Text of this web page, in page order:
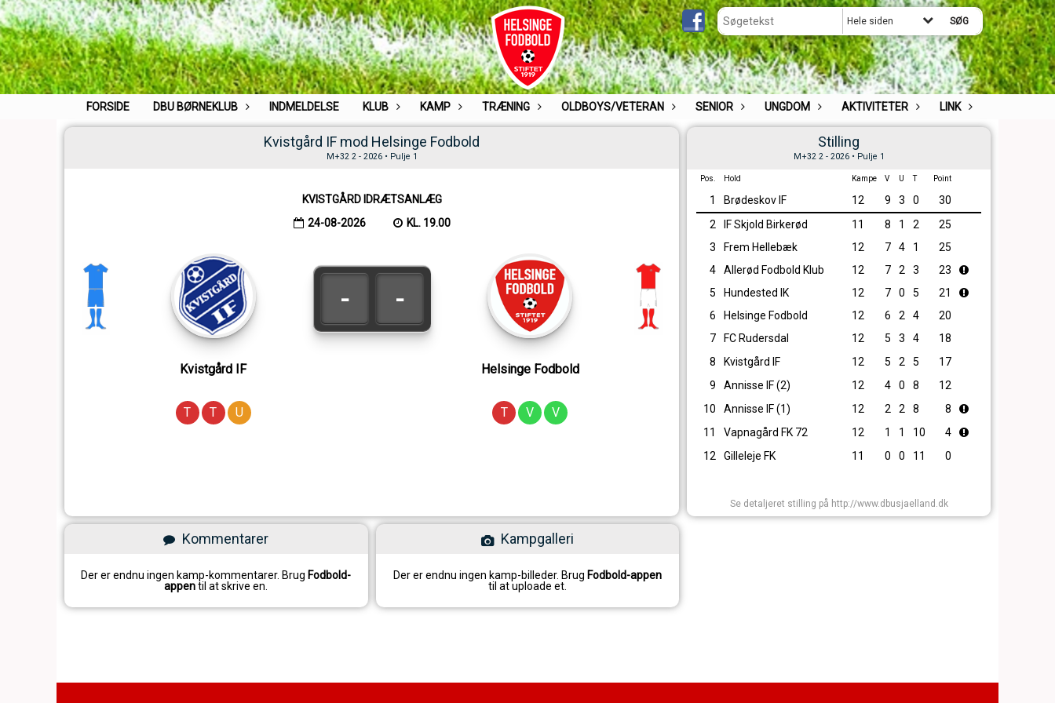
Hele siden
FORSIDE DBU BØRNEKLUB INDMELDELSE KLUB KAMP TRÆNING OLDBOYS/VETERAN SENIOR UNGDOM AKTIVITETER LINK
Kvistgård IF mod Helsinge Fodbold
M+32 2 - 2026 • Pulje 1
KVISTGÅRD IDRÆTSANLÆG
24-08-2026
KL. 19.00
Kvistgård IF
T T U
- -
Helsinge Fodbold
T V V
Stilling
M+32 2 - 2026 • Pulje 1
Pos. Hold Kampe V U T Point
1 Brødeskov IF 12 9 3 0
30
2
IF Skjold Birkerød 11 8 1 2
25
3
Frem Hellebæk 12 7 4 1
25
4
Allerød Fodbold Klub 12 7 2 3
23
5
Hundested IK 12 7 0 5
21
6
Helsinge Fodbold 12 6 2 4
20
7
FC Rudersdal 12 5 3 4
18
8
Kvistgård IF 12 5 2 5
17
9
Annisse IF (2) 12 4 0 8
12
10
Annisse IF (1) 12 2 2 8
8
11
Vapnagård FK 72 12 1 1 10
4
12
Gilleleje FK 11 0 0 11 0
Se detaljeret stilling på http://www.dbusjaelland.dk
Kommentarer
Der er endnu ingen kamp-kommentarer. Brug Fodbold-
appentil at skrive en.
Kampgalleri
Der er endnu ingen kamp-billeder. Brug Fodbold-appen
til at uploade et.